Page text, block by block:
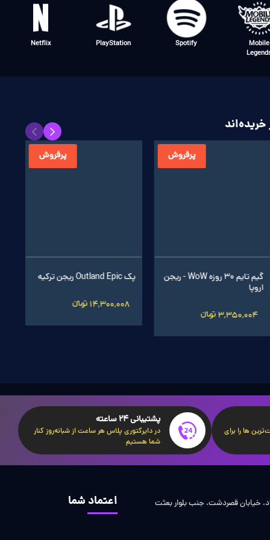
Mobile
Spotify
PlayStation
Netflix
پرفروش
گیم تایم 30 روزه WoW - ریجن
اروپا
3,350,004 تومانءءء
پرفروش
پک Outland Epic ریجن ترکیه
14,300,008 تومانءءء
ها را برای
پشتیبانی 24 ساعته
در دایرکتوری پلاس هر ساعت از شبانه‌روز کنار
شما هستیم
خیابان قصردشت، جنب بلوار بعثت اعتماد شما